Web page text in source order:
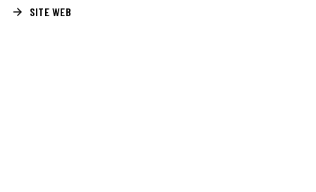
arrow_forward SITE WEB